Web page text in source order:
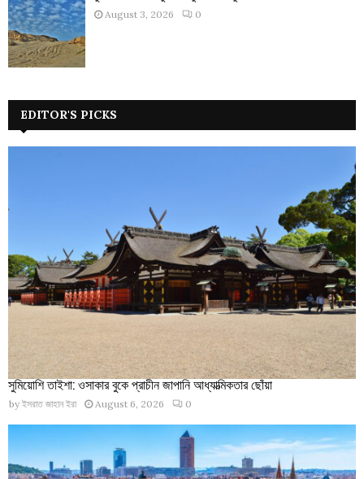
August 3, 2026 0
EDITOR'S PICKS
সুমিয়োশি তাইশা: ওসাকার বুকে প্রাচীন জাপানি আধ্যাত্মিকতার ছোঁয়া
by ইসরাত জাহান ইরা August 6, 2026 0